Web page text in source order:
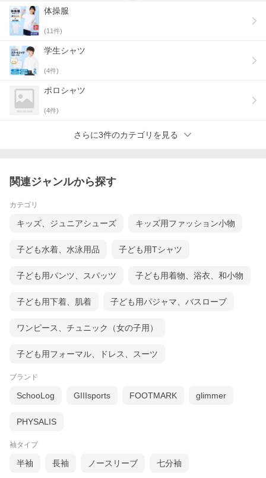
【首回り袖口の仕様】
襟や袖口はスパンテックス配合の伸びにくいリブ仕様となってい
ます。
丈夫なダブルロック縫製でヨレヨレに崩れにくいです。
【白さとサイズ】
黄色味でもない優しいキレイな白さです。青みが含んでいませ
ん。
◆商品写真はできる限り実物の色に近づけるよう加工しておりま
すが、
お客様のお使いのモニター設定、お部屋の照明等により実際の商
◆生産時期により、色、サイズ、デザイン、素材の質感が多少が
異なる場合がございます。あらかじめ御了承下さいませ。
体操服
(11件)
学生シャツ
(4件)
ポロシャツ
(4件)
さらに3件のカテゴリを見る
関連ジャンルから探す
カテゴリ
キッズ、ジュニアシューズ キッズ用ファッション小物
子ども水着、水泳用品 子ども用Tシャツ
子ども用パンツ、スパッツ 子ども用着物、浴衣、和小物
子ども用下着、肌着 子ども用パジャマ、バスローブ
ワンピース、チュニック（女の子用）
子ども用フォーマル、ドレス、スーツ
ブランド
SchooLog GIIIsports FOOTMARK glimmer
PHYSALIS
袖タイプ
半袖 長袖 ノースリーブ 七分袖